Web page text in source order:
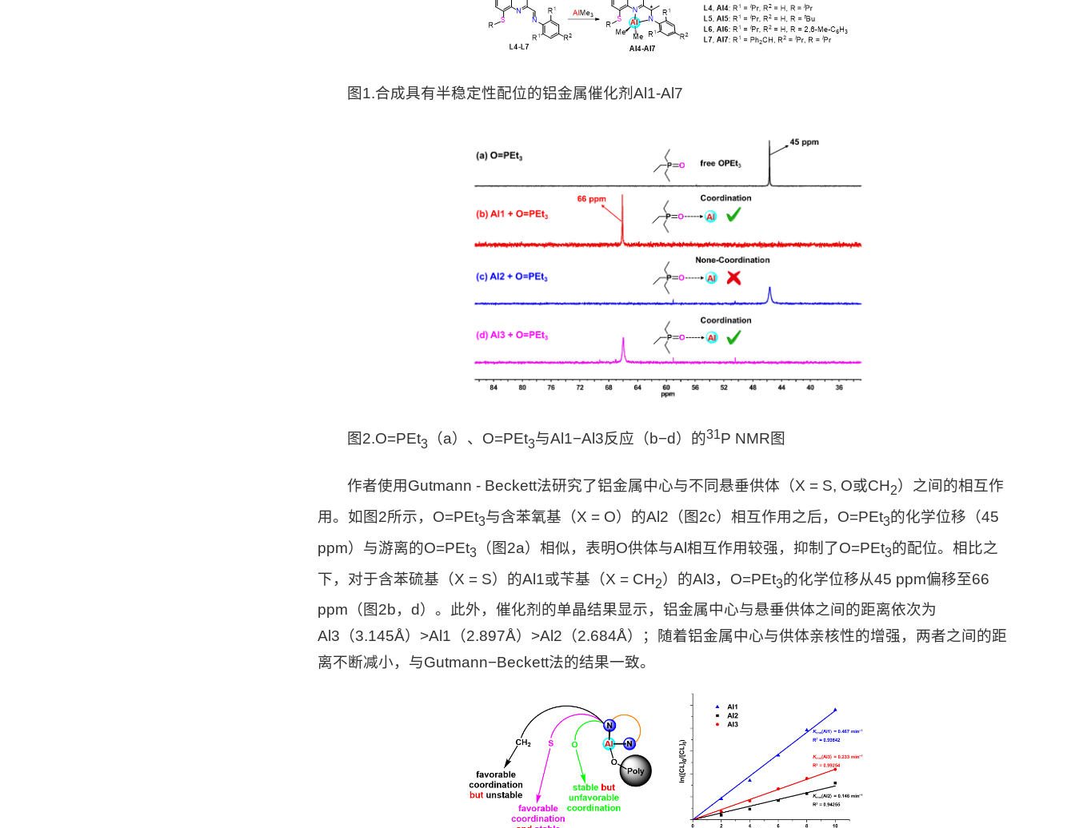
图1.合成具有半稳定性配位的铝金属催化剂Al1-Al7
图2.O=PEt3 （a）、 O=PEt3与Al1−Al3反应（b−d ）的31P NMR图
作者使用Gutmann - Beckett法研究了铝金属中心与不同悬垂供体（X = S, O或CH2）之间的相互作
用。如图2所示，O=PEt3与含苯氧基（X = O）的Al2 （图2c）相互作用之后，O=PEt3的化学位移（45
ppm）与游离的O=PEt3 （图2a）相似，表明O供体与Al相互作用较强，抑制了O=PEt3的配位。相比之
下，对于含苯硫基（X = S）的Al1或苄基（X = CH2）的Al3，O=PEt3的化学位移从45 ppm偏移至66
ppm（图2b，d）。此外，催化剂的单晶结果显示，铝金属中心与悬垂供体之间的距离依次为
Al3 （3.145Å）>Al1 （2.897Å）>Al2 （2.684Å）；随着铝金属中心与供体亲核性的增强，两者之间的距
离不断减小，与Gutmann−Beckett法的结果一致。